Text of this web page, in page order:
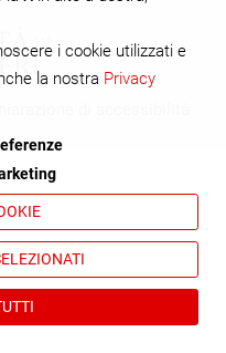
i cookie utilizzati e
la nostra Privacy